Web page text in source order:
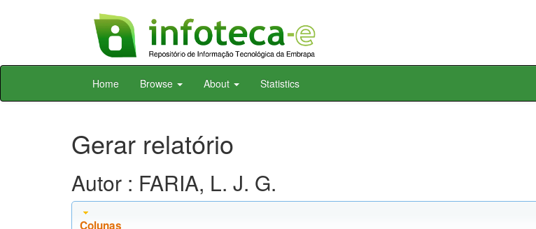
Skip
Home Browse About Statistics
Gerar relatório
Autor : FARIA, L. J. G.
Colunas